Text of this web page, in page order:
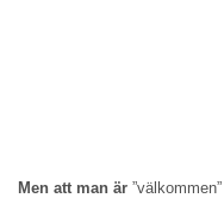
Men att man är